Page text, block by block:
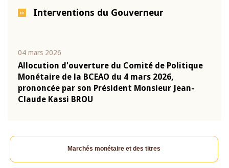
Interventions du Gouverneur
04 mars 2026
Allocution d'ouverture du Comité de Politique
Monétaire de la BCEAO du 4 mars 2026,
prononcée par son Président Monsieur Jean-
Claude Kassi BROU
Marchés monétaire et des titres